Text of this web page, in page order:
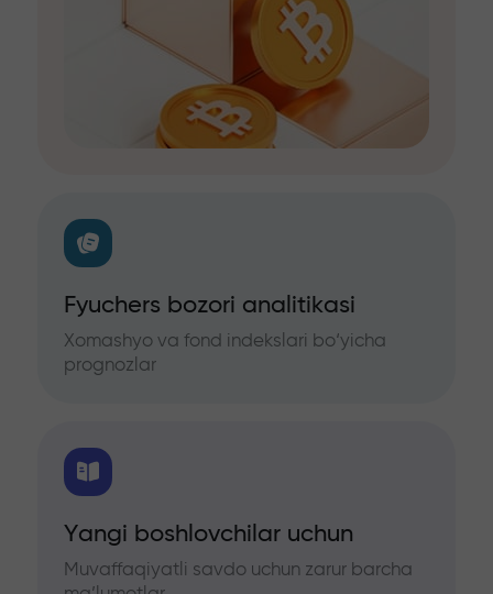
Fyuchers bozori analitikasi
Xomashyo va fond indekslari bo‘yicha
prognozlar
Yangi boshlovchilar uchun
Muvaffaqiyatli savdo uchun zarur barcha